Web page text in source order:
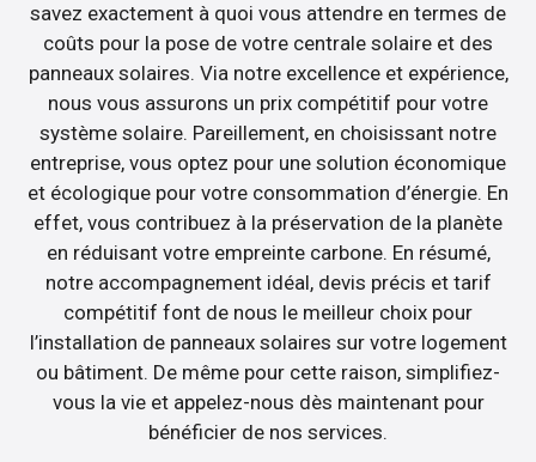
savez exactement à quoi vous attendre en termes de
coûts pour la pose de votre centrale solaire et des
panneaux solaires. Via notre excellence et expérience,
nous vous assurons un prix compétitif pour votre
système solaire. Pareillement, en choisissant notre
entreprise, vous optez pour une solution économique
et écologique pour votre consommation d’énergie. En
effet, vous contribuez à la préservation de la planète
en réduisant votre empreinte carbone. En résumé,
notre accompagnement idéal, devis précis et tarif
compétitif font de nous le meilleur choix pour
l’installation de panneaux solaires sur votre logement
ou bâtiment. De même pour cette raison, simplifiez-
vous la vie et appelez-nous dès maintenant pour
bénéficier de nos services.